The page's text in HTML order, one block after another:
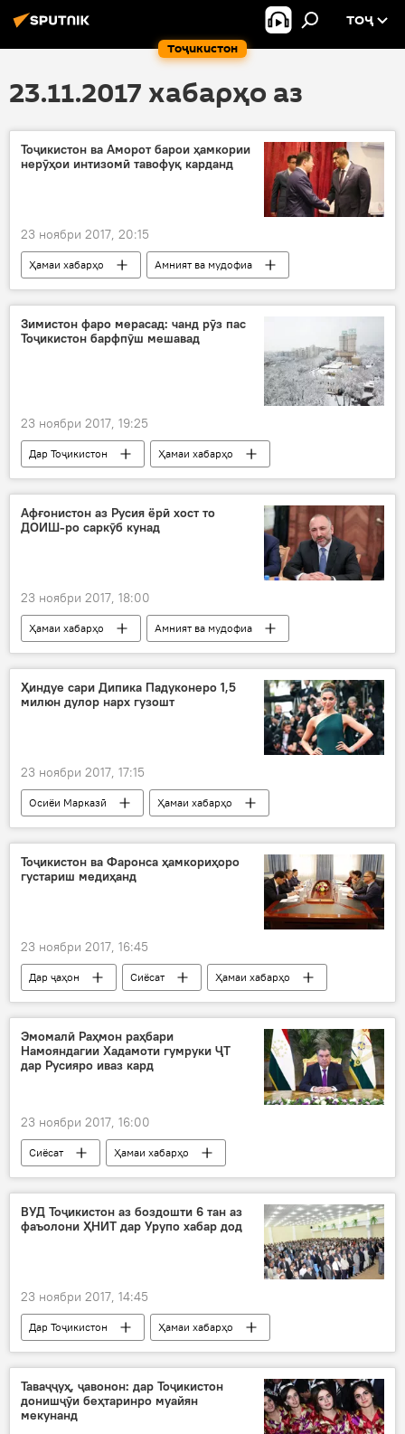
Тоҷикистон
ТОҶ
23.11.2017 хабарҳо аз
Тоҷикистон ва Аморот барои ҳамкории
нерӯҳои интизомӣ тавофуқ карданд
23 ноябри 2017, 20:15
Ҳамаи хабарҳо
Амният ва мудофиа
Тоҷикистон-Амороти Муттаҳидаи Арабӣ
Рамазон Раҳимзода
нерӯҳои интизомӣ
ВУД
Зимистон фаро мерасад: чанд рӯз пас
Тоҷикистон барфпӯш мешавад
23 ноябри 2017, 19:25
Дар Тоҷикистон
Ҳамаи хабарҳо
Созмони ҳавошиносии Тоҷикистон
сармо
зимистон
Афғонистон аз Русия ёрӣ хост то
ДОИШ-ро саркӯб кунад
23 ноябри 2017, 18:00
Ҳамаи хабарҳо
Амният ва мудофиа
Николай Патрушев
Муҳаммадҳаниф Атмар
Афғонистон
Ҳиндуе сари Дипика Падуконеро 1,5
милюн дулор нарх гузошт
23 ноябри 2017, 17:15
Осиёи Марказӣ
Ҳамаи хабарҳо
Ҳиндустон
Дипика Падуконе
ҳинду
ҳунарпеша Болливуд
Тоҷикистон ва Фаронса ҳамкориҳоро
густариш медиҳанд
23 ноябри 2017, 16:45
Дар ҷаҳон Сиёсат
Ҳамаи хабарҳо
Тоҷикистон-Фаронса
ройзанӣ
ВУХ-и Тоҷикистон
Эмомалӣ Раҳмон раҳбари
Намояндагии Хадамоти гумруки ҶТ
дар Русияро иваз кард
23 ноябри 2017, 16:00
Сиёсат
Ҳамаи хабарҳо
Эмомалӣ Раҳмон
Эраҷ Ҷӯрабекзода
тағйироти кадрӣ
Хадамоти гумруки Тоҷикистон
Дар Русия
ВУД Тоҷикистон аз боздошти 6 тан аз
фаъолони ҲНИТ дар Урупо хабар дод
23 ноябри 2017, 14:45
Дар Тоҷикистон
Ҳамаи хабарҳо
Амният ва мудофиа
Тоҷикистон-Урупо
Дафтари миллии Интерпол дар ВУД ҶТ
ҲНИТ
Таваҷҷуҳ, ҷавонон: дар Тоҷикистон
донишҷӯи беҳтаринро муайян
мекунанд